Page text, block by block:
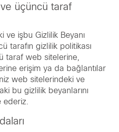
ve üçüncü taraf
ve işbu Gizlilik Beyanı
tarafın gizlilik politikası
taraf web sitelerine,
erişim ya da bağlantılar
web sitelerindeki ve
bu gizlilik beyanlarını